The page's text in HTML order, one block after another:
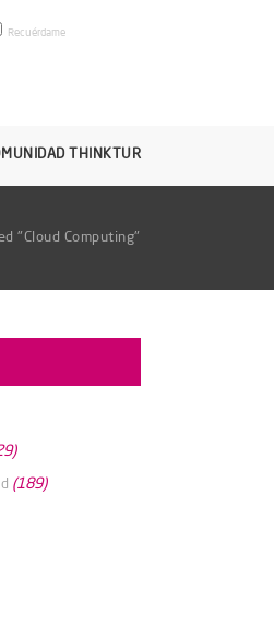
Recuérdame
THINKTUR
"Cloud Computing"
(189)